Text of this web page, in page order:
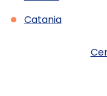
• Catania